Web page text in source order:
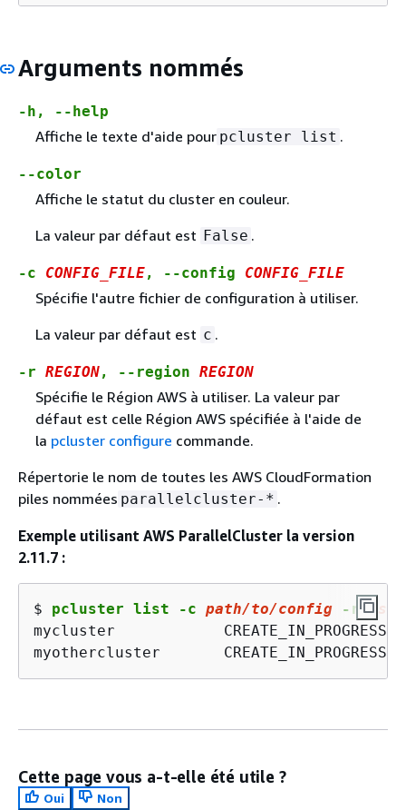
Arguments nommés
-h, --help
Affiche le texte d'aide pour pcluster list .
--color
Affiche le statut du cluster en couleur.
La valeur par défaut est False .
-c CONFIG_FILE, --config CONFIG_FILE
Spécifie l'autre fichier de configuration à utiliser.
La valeur par défaut est c .
-r REGION, --region REGION
Spécifie le Région AWS à utiliser. La valeur par
défaut est celle Région AWS spécifiée à l'aide de
la pcluster configure commande.
Répertorie le nom de toutes les AWS CloudFormation
piles nommées parallelcluster-* .
Exemple utilisant AWS ParallelCluster la version
2.11.7 :
$ pcluster list -c path/to/config -r us
mycluster            CREATE_IN_PROGRESS
myothercluster       CREATE_IN_PROGRESS
Cette page vous a-t-elle été utile ?
Oui
Non